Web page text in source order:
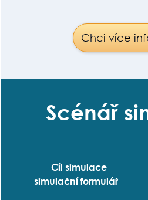
Chci více
Scénář
Cíl simulace
simulační formulář